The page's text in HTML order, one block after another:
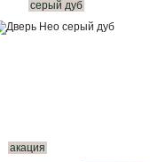
серый дуб
акация